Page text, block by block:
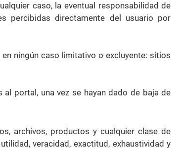
caso, la eventual responsabilidad de
percibidas directamente del usuario por
ningún caso limitativo o excluyente: sitios
portal, una vez se hayan dado de baja de
archivos, productos y cualquier clase de
veracidad, exactitud, exhaustividad y